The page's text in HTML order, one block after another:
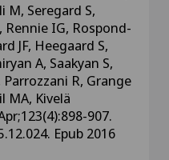
M, Seregard S,
Rennie IG, Rospond-
JF, Heegaard S,
A, Saakyan S,
Parrozzani R, Grange
MA, Kivelä
907.
Epub 2016